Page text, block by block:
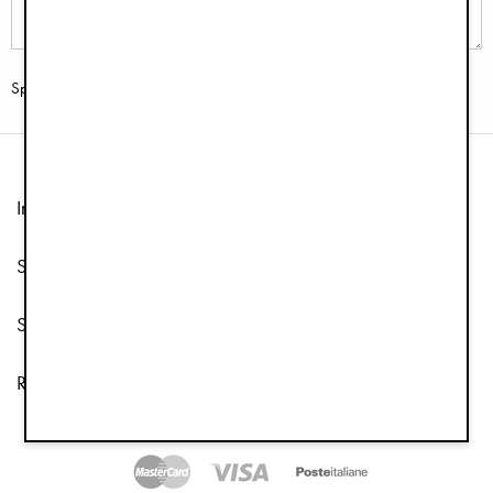
Spedire
Informazione
Servizio clienti
Seguici
Ricevi i nostri inviti